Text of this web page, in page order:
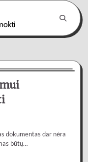
dokumentas dar nėra
būtų…